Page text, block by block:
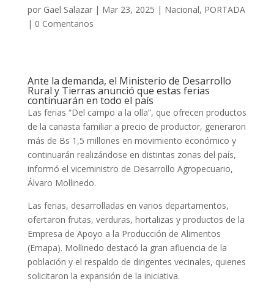
por Gael Salazar| Mar 23, 2025 | Nacional, PORTADA
| 0 Comentarios
Ante la demanda, el Ministerio de Desarrollo
Rural y Tierras anunció que estas ferias
continuarán en todo el país
Las ferias “Del campo a la olla”, que ofrecen productos
de la canasta familiar a precio de productor, generaron
más de Bs 1,5 millones en movimiento económico y
continuarán realizándose en distintas zonas del país,
informó el viceministro de Desarrollo Agropecuario,
Álvaro Mollinedo.
Las ferias, desarrolladas en varios departamentos,
ofertaron frutas, verduras, hortalizas y productos de la
Empresa de Apoyo a la Producción de Alimentos
(Emapa). Mollinedo destacó la gran afluencia de la
población y el respaldo de dirigentes vecinales, quienes
solicitaron la expansión de la iniciativa.